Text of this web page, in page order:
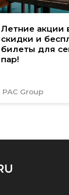
Летние акции
скидки и
билеты для
пар!
PAC Group